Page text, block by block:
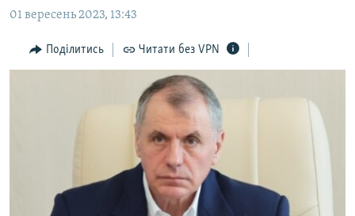
основної
навігації
Перейти
до
БЛОГИ
ПОГЛЯД
ВІДЕОУРОКИ «ELIFBE»
ЯК ОБІЙТИ БЛОКУВАННЯ
Русский
01 вересень 2023, 13:43
Поділитись Читати без VPN